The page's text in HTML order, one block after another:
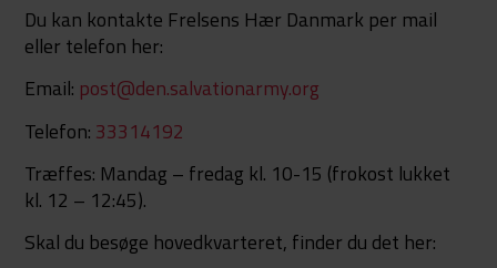
Du kan kontakte Frelsens Hær Danmark per mail
eller telefon her:
Email: post@den.salvationarmy.org
Telefon: 33314192
Træffes: Mandag – fredag kl. 10-15 (frokost lukket
kl. 12 – 12:45).
Skal du besøge hovedkvarteret, finder du det her: